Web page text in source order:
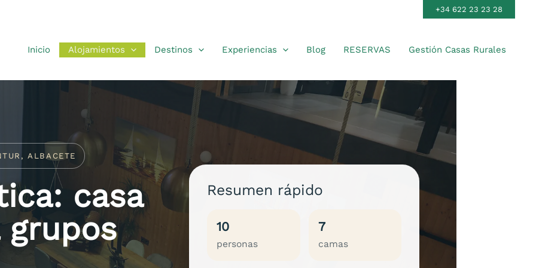
+34 622 23 23 28
Inicio Alojamientos Destinos Experiencias Blog RESERVAS Gestión Casas Rurales
ALBACETE
casa
grupos
Resumen rápido
10
personas
7
camas